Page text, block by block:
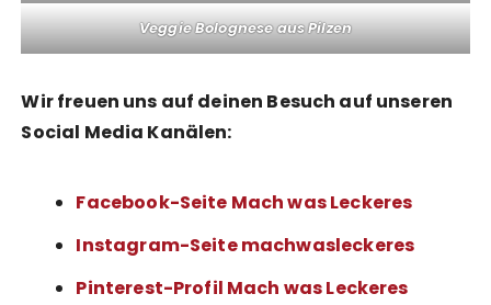
Veggie Bolognese aus Pilzen
Wir freuen uns auf deinen Besuch auf unseren
Social Media Kanälen:
Facebook-Seite Mach was Leckeres
Instagram-Seite machwasleckeres
Pinterest-Profil Mach was Leckeres